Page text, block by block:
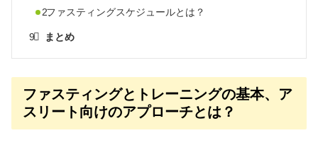
ファスティングスケジュールとは？
まとめ
ファスティングとトレーニングの基本、ア
スリート向けのアプローチとは？